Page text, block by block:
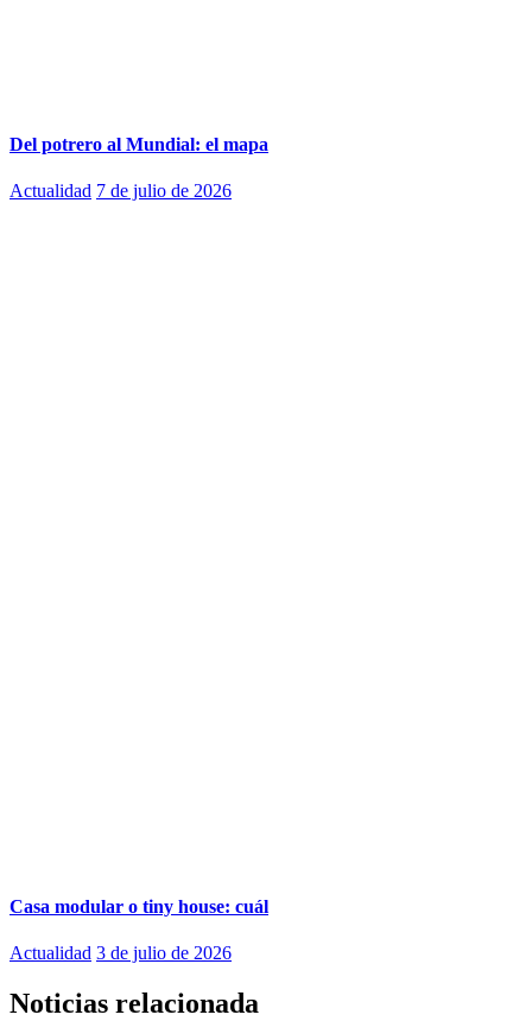
Del potrero al Mundial: el mapa
Actualidad 7 de julio de 2026
Casa modular o tiny house: cuál
Actualidad 3 de julio de 2026
Noticias relacionada